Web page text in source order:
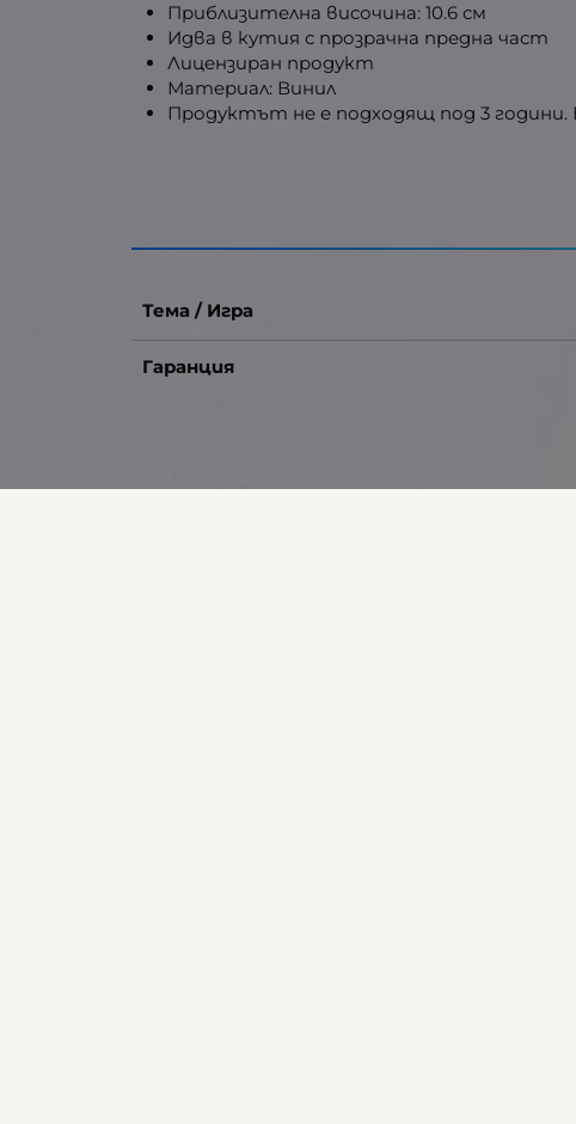
Приблизителна височина: 10.6 см
Идва в кутия с прозрачна предна част
Лицензиран продукт
Материал: Винил
Продуктът не е подходящ под 3
Тема / Игра
Гаранция